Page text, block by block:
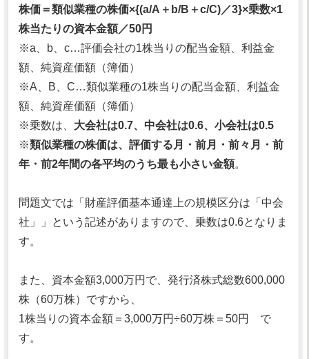
株価＝類似業種の株価×{(a/A＋b/B＋c/C)／3}×乗数×1
株当たりの資本金額／50円
※a、b、c…評価会社の1株当りの配当金額、利益金
額、純資産価額（簿価）
※A、B、C…類似業種の1株当りの配当金額、利益金
額、純資産価額（簿価）
※乗数は、 大会社は0.7、中会社は0.6、小会社は0.5
※類似業種の株価は、評価する月・前月・前々月・前
年・前2年間の各平均のうち最も小さい金額。
問題文では「財産評価基本通達上の規模区分は「中会
社」」という記述がありますので、乗数は0.6となりま
す。
また、資本金額3,000万円で、発行済株式総数600,000
株（60万株）ですから、
1株当りの資本金額＝3,000万円÷60万株＝50円 で
す。